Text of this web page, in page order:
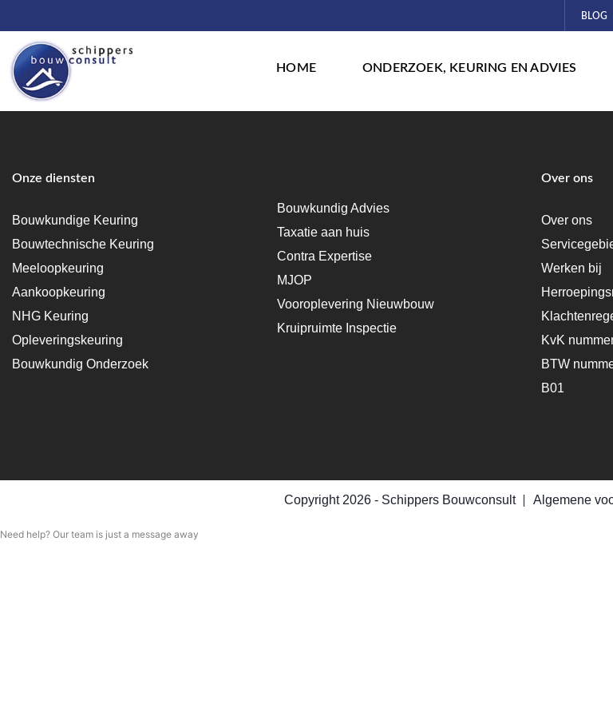
BLOG
HOME ONDERZOEK, KEURING EN ADVIES
Onze diensten
Bouwkundige Keuring
Bouwtechnische Keuring
Meeloopkeuring
Aankoopkeuring
NHG Keuring
Opleveringskeuring
Bouwkundig Onderzoek
Bouwkundig Advies
Taxatie aan huis
Contra Expertise
MJOP
Vooroplevering Nieuwbouw
Kruipruimte Inspectie
Over ons
Over ons
Werken bij
KvK
BTW
B01
Copyright 2026 - Schippers Bouwconsult Algemene
Need help? Our team is just a message away